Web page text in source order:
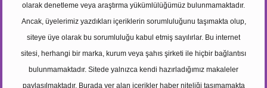
olarak denetleme veya araştırma yükümlülüğümüz bulunmamaktadır.
Ancak, üyelerimiz yazdıkları içeriklerin sorumluluğunu taşımakta olup,
siteye üye olarak bu sorumluluğu kabul etmiş sayılırlar. Bu internet
sitesi, herhangi bir marka, kurum veya şahıs şirketi ile hiçbir bağlantısı
bulunmamaktadır. Sitede yalnızca kendi hazırladığımız makaleler
paylaşılmaktadır. Burada yer alan içerikler haber niteliği taşımamakta